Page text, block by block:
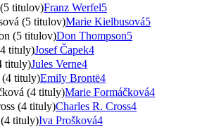
titulov)Franz Werfel5
(5 titulov)Marie Kielbusová5
(5 titulov)Don Thompson5
tituly)Josef Čapek4
tituly)Jules Verne4
tituly)Emily Brontë4
(4 tituly)Marie Formáčková4
(4 tituly)Charles R. Cross4
tituly)Iva Prošková4